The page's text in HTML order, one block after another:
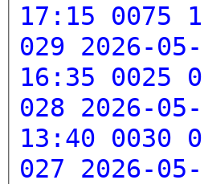
17:15 0075
029 2026-
16:35 0025
028 2026-
13:40 0030
027 2026-